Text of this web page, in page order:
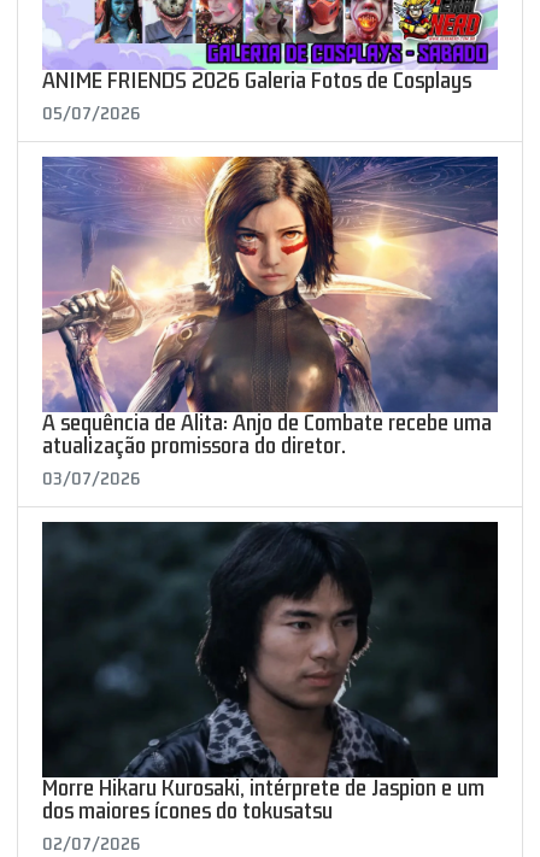
ANIME FRIENDS 2026 Galeria Fotos de Cosplays
05/07/2026
A sequência de Alita: Anjo de Combate recebe uma
atualização promissora do diretor.
03/07/2026
Morre Hikaru Kurosaki, intérprete de Jaspion e um
dos maiores ícones do tokusatsu
02/07/2026